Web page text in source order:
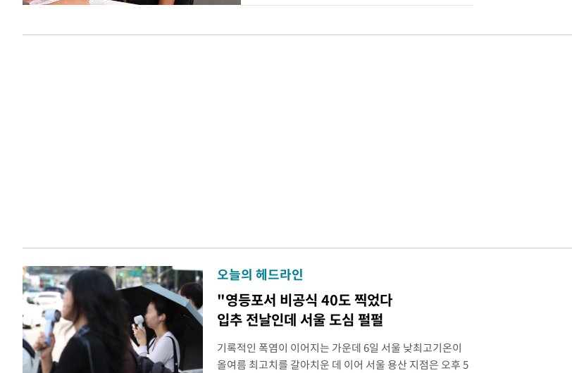
오늘의 헤드라인
"영등포서 비공식 40도 찍었다
입추 전날인데 서울 도심 펄펄
기록적인 폭염이 이어지는 가운데 6일 서울 낮최고기온이
올여름 최고치를 갈아치운 데 이어 서울 용산 지점은 오후 5